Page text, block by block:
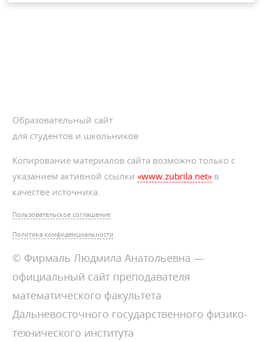
Образовательный сайт
для студентов и школьников
Копирование материалов сайта возможно только с
указанием активной ссылки«www.zubrila.net» в
качестве источника.
Пользовательское соглашение
Политика конфиденциальности
© Фирмаль Людмила Анатольевна —
официальный сайт преподавателя
математического факультета
Дальневосточного государственного физико-
технического института